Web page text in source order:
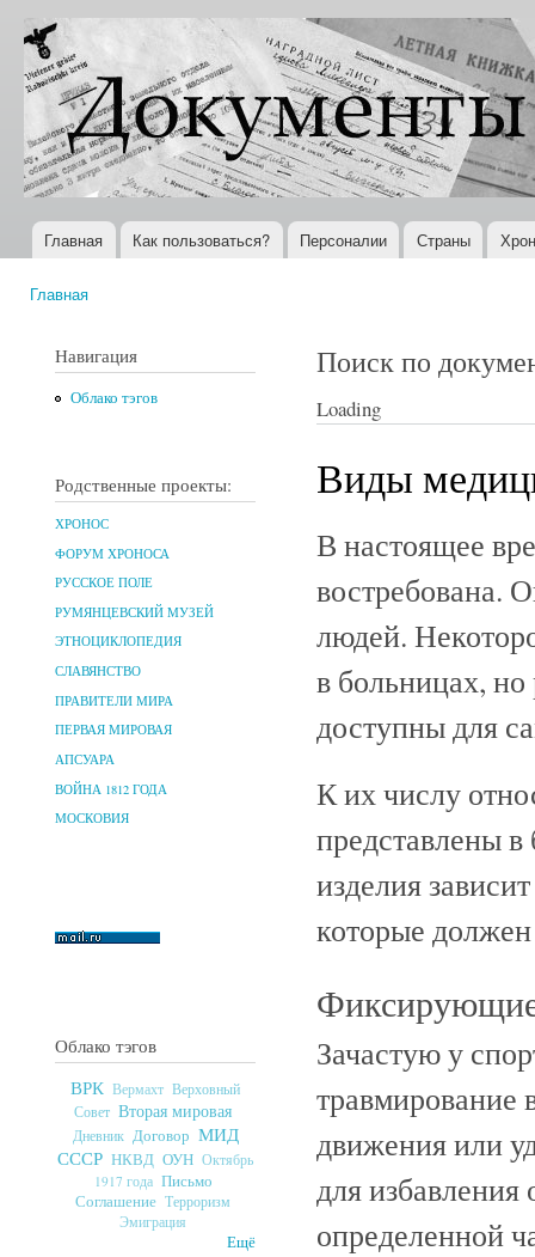
Документы
XX века
Всемирная
история в
Интернете
Главное меню
Главная Как пользоваться? Персоналии Страны
Главная
Навигация
Облако тэгов
Родственные проекты:
ХРОНОС
ФОРУМ ХРОНОСА
РУССКОЕ ПОЛЕ
РУМЯНЦЕВСКИЙ МУЗЕЙ
ЭТНОЦИКЛОПЕДИЯ
СЛАВЯНСТВО
ПРАВИТЕЛИ МИРА
ПЕРВАЯ МИРОВАЯ
АПСУАРА
ВОЙНА 1812 ГОДА
МОСКОВИЯ
Облако тэгов
ВРК Вермахт Верховный
Совет Вторая мировая
Дневник Договор МИД
СССР НКВД ОУН Октябрь
1917 года Письмо
Соглашение Терроризм
Эмиграция
Ещё
Поиск по
Loading
Виды
В настоящее
востребована.
людей.
в больницах,
доступны для
К их числу
представлены
изделия
которые
Зачастую у
травмирование
движения или
для
определенной